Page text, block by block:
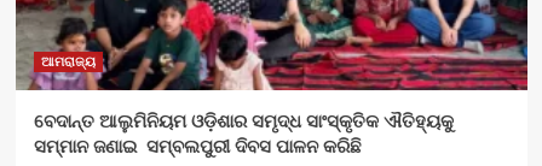
ଆମରାଜ୍ୟ
ବେଦାନ୍ତ ଆଲୁମିନିୟମ ଓଡ଼ିଶାର ସମୃଦ୍ଧ ସାଂସ୍କୃତିକ ଐତିହ୍ୟକୁ
ସମ୍ମାନ ଜଣାଇ ସମ୍ବଲପୁରୀ ଦିବସ ପାଳନ କରିଛି